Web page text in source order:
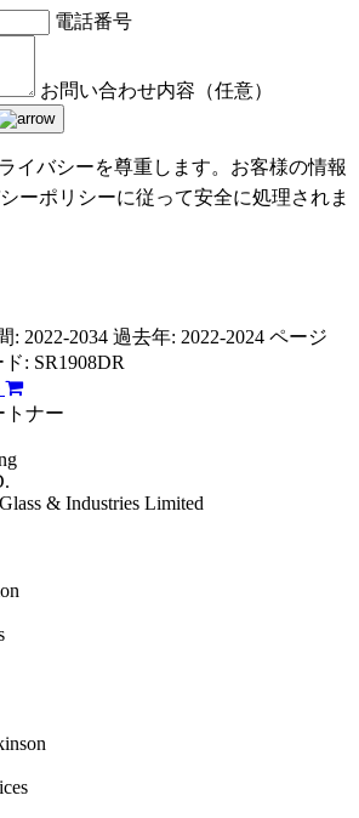
電話番号
お問い合わせ内容（任意）
イバシーを尊重します。お客様の情報
ーポリシーに従って安全に処理されま
: 2022-2034 過去年: 2022-2024 ページ
: SR1908DR
トナー